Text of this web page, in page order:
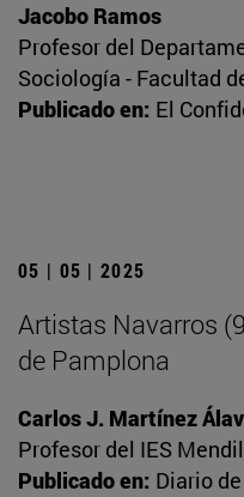
Jacobo Ramos
Profesor del
Sociología - Facultad
Publicado en: El
05 | 05 | 2025
Artistas Navarros
de Pamplona
Carlos J. Martínez
Profesor del IES
Publicado en: Diario